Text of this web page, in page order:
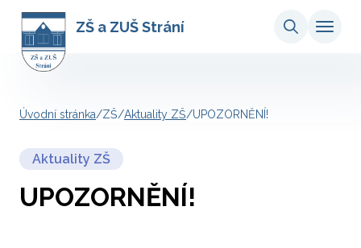
ZŠ a ZUŠ Strání
Úvodní stránka/ZŠ/Aktuality ZŠ/UPOZORNĚNÍ!
Aktuality ZŠ
UPOZORNĚNÍ!